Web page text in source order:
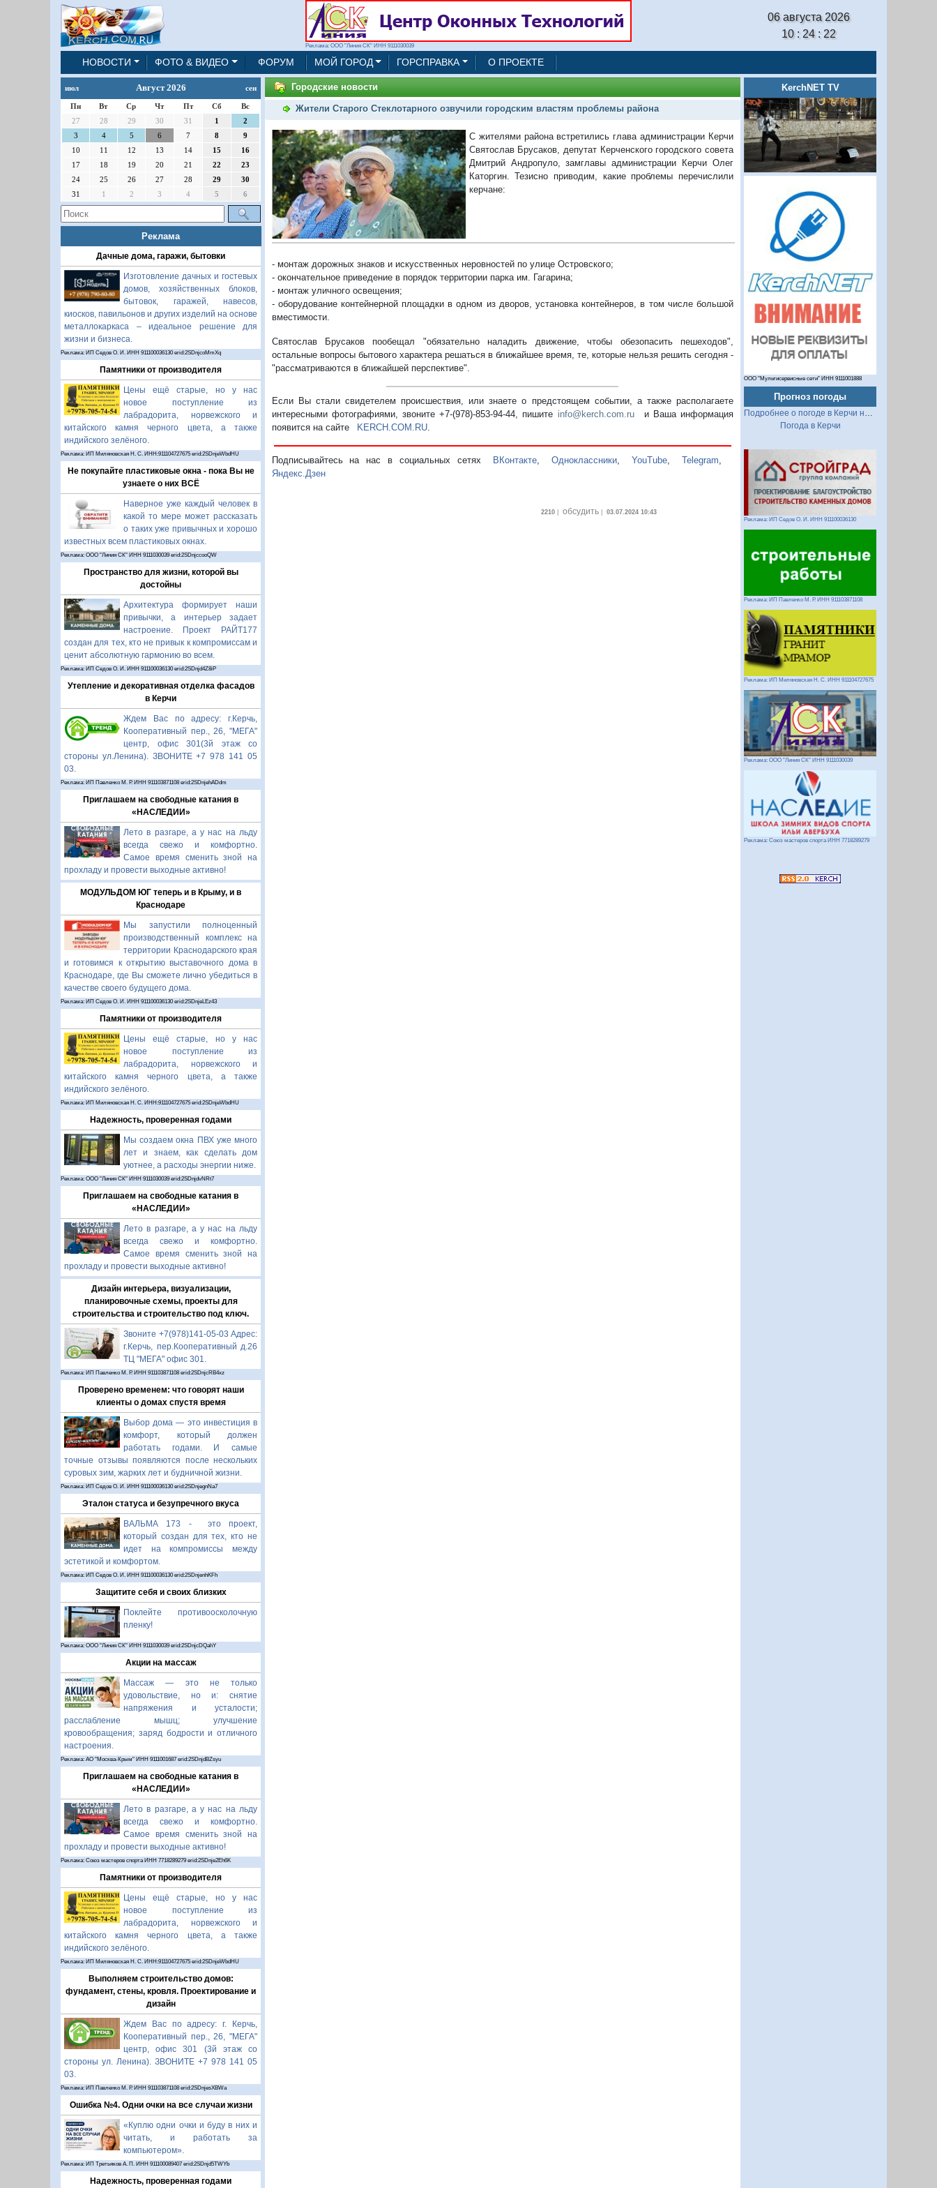
Реклама: ООО "Линия СК" ИНН 9111030039
06 августа 2026
10 : 24 : 23
НОВОСТИ ФОТО & ВИДЕО ФОРУМ МОЙ ГОРОД ГОРСПРАВКА О ПРОЕКТЕ
июл Август 2026 сен
Пн Вт Ср Чт Пт Сб
Вс
27
28 29 30 31 1
2
3
4 5 6 7 8
9
10
11 12 13 14 15
16
17
18 19 20 21 22
23
24
25 26 27 28 29
30
31
1 2 3 4 5 6
Реклама
Дачные дома, гаражи, бытовки
Изготовление дачных и гостевых
домов, хозяйственных блоков,
бытовок, гаражей, навесов,
киосков, павильонов и других изделий на основе
металлокаркаса – идеальное решение для
жизни и бизнеса.
Реклама: ИП Седов О. И. ИНН 911100036130 erid:2SDnjcoMmXq
Памятники от производителя
Цены ещё старые, но у нас
новое поступление из
лабрадорита, норвежского и
китайского камня черного цвета, а также
индийского зелёного.
Реклама: ИП Миляновская Н. С. ИНН:911104727675 erid:2SDnjeWbdHU
Не покупайте пластиковые окна - пока Вы не
узнаете о них ВСЁ
Наверное уже каждый человек в
какой то мере может рассказать
о таких уже привычных и хорошо
известных всем пластиковых окнах.
Реклама: ООО "Линия СК" ИНН 9111030039 erid:2SDnjccooQW
Пространство для жизни, которой вы
достойны
Архитектура формирует наши
привычки, а интерьер задает
настроение. Проект РАЙТ177
создан для тех, кто не привык к компромиссам и
ценит абсолютную гармонию во всем.
Реклама: ИП Седов О. И. ИНН 911100036130 erid:2SDnjd4Z8iP
Утепление и декоративная отделка фасадов
в Керчи
Ждем Вас по адресу: г.Керчь,
Кооперативный пер., 26, "МЕГА"
центр, офис 301(3й этаж со
стороны ул.Ленина). ЗВОНИТЕ +7 978 141 05
03.
Реклама: ИП Павленко М. Р. ИНН 911103871108 erid:2SDnjehADdm
Приглашаем на свободные катания в
«НАСЛЕДИИ»
Лето в разгаре, а у нас на льду
всегда свежо и комфортно.
Самое время сменить зной на
прохладу и провести выходные активно!
МОДУЛЬДОМ ЮГ теперь и в Крыму, и в
Краснодаре
Мы запустили полноценный
производственный комплекс на
территории Краснодарского края
и готовимся к открытию выставочного дома в
Краснодаре, где Вы сможете лично убедиться в
качестве своего будущего дома.
Реклама: ИП Седов О. И. ИНН 911100036130 erid:2SDnjeLEz43
Памятники от производителя
Цены ещё старые, но у нас
новое поступление из
лабрадорита, норвежского и
китайского камня черного цвета, а также
индийского зелёного.
Реклама: ИП Миляновская Н. С. ИНН:911104727675 erid:2SDnjeWbdHU
Надежность, проверенная годами
Мы создаем окна ПВХ уже много
лет и знаем, как сделать дом
уютнее, а расходы энергии ниже.
Реклама: ООО "Линия СК" ИНН 9111030039 erid:2SDnjdvNRt7
Приглашаем на свободные катания в
«НАСЛЕДИИ»
Лето в разгаре, а у нас на льду
всегда свежо и комфортно.
Самое время сменить зной на
прохладу и провести выходные активно!
Дизайн интерьера, визуализации,
планировочные схемы, проекты для
строительства и строительство под ключ.
Звоните +7(978)141-05-03 Адрес:
г.Керчь, пер.Кооперативный д.26
ТЦ "МЕГА" офис 301.
Реклама: ИП Павленко М. Р. ИНН 911103871108 erid:2SDnjcRB4xz
Проверено временем: что говорят наши
клиенты о домах спустя время
Выбор дома — это инвестиция в
комфорт, который должен
работать годами. И самые
точные отзывы появляются после нескольких
суровых зим, жарких лет и будничной жизни.
Реклама: ИП Седов О. И. ИНН 911100036130 erid:2SDnjegnNa7
Эталон статуса и безупречного вкуса
ВАЛЬМА 173 - это проект,
который создан для тех, кто не
идет на компромиссы между
эстетикой и комфортом.
Реклама: ИП Седов О. И. ИНН 911100036130 erid:2SDnjenhKFh
Защитите себя и своих близких
Поклейте противоосколочную
пленку!
Реклама: ООО "Линия СК" ИНН 9111030039 erid:2SDnjcDQahY
Акции на массаж
Массаж — это не только
удовольствие, но и: снятие
напряжения и усталости;
расслабление мышц; улучшение
кровообращения; заряд бодрости и отличного
настроения.
Реклама: АО "Москва-Крым" ИНН 9111001687 erid:2SDnjdBZsyu
Приглашаем на свободные катания в
«НАСЛЕДИИ»
Лето в разгаре, а у нас на льду
всегда свежо и комфортно.
Самое время сменить зной на
прохладу и провести выходные активно!
Реклама: Союз мастеров спорта ИНН 7718289279 erid:2SDnje2Eh6K
Памятники от производителя
Цены ещё старые, но у нас
новое поступление из
лабрадорита, норвежского и
китайского камня черного цвета, а также
индийского зелёного.
Реклама: ИП Миляновская Н. С. ИНН:911104727675 erid:2SDnjeWbdHU
Выполняем строительство домов:
фундамент, стены, кровля. Проектирование и
дизайн
Ждем Вас по адресу: г. Керчь,
Кооперативный пер., 26, "МЕГА"
центр, офис 301 (3й этаж со
стороны ул. Ленина). ЗВОНИТЕ +7 978 141 05
03.
Реклама: ИП Павленко М. Р. ИНН 911103871108 erid:2SDnjesXBWa
Ошибка №4. Одни очки на все случаи жизни
«Куплю одни очки и буду в них и
читать, и работать за
компьютером».
Реклама: ИП Третьяков А. П. ИНН 911100089407 erid:2SDnjd5TWYb
Надежность, проверенная годами
Городские новости
Жители Старого Стеклотарного озвучили городским властям проблемы района
С жителями района встретились глава администрации Керчи
Святослав Брусаков, депутат Керченского городского совета
Дмитрий Андропуло, замглавы администрации Керчи Олег
Каторгин. Тезисно приводим, какие проблемы перечислили
керчане:
- монтаж дорожных знаков и искусственных неровностей по улице Островского;
- окончательное приведение в порядок территории парка им. Гагарина;
- монтаж уличного освещения;
- оборудование контейнерной площадки в одном из дворов, установка контейнеров, в том числе большой
вместимости.
Святослав Брусаков пообещал "обязательно наладить движение, чтобы обезопасить пешеходов",
остальные вопросы бытового характера решаться в ближайшее время, те, которые нельзя решить сегодня -
"рассматриваются в ближайшей перспективе".
Если Вы стали свидетелем происшествия, или знаете о предстоящем событии, а также располагаете
интересными фотографиями, звоните +7-(978)-853-94-44, пишите info@kerch.com.ru и Ваша информация
появится на сайте
KERCH.COM.RU.
Подписывайтесь на нас в социальных сетях ВКонтакте, Одноклассники,YouTube,Telegram,
Яндекс.Дзен
2210| обсудить| 03.07.2024 10:43
KerchNET TV
ООО "Мультисервисные сети" ИНН 9111001888
Прогноз погоды
Подробнее о погоде в Керчи на 2 недели
Погода в Керчи
Реклама: ИП Седов О. И. ИНН 911100036130
Реклама: ИП Павленко М. Р. ИНН 911103871108
Реклама: ИП Миляновская Н. С. ИНН 911104727675
Реклама: ООО "Линия СК" ИНН 9111030039
Реклама: Союз мастеров спорта ИНН 7718289279